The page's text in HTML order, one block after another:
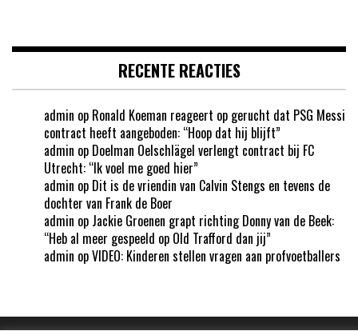
RECENTE REACTIES
admin op Ronald Koeman reageert op gerucht dat PSG Messi
contract heeft aangeboden: “Hoop dat hij blijft”
admin op Doelman Oelschlägel verlengt contract bij FC
Utrecht: “Ik voel me goed hier”
admin op Dit is de vriendin van Calvin Stengs en tevens de
dochter van Frank de Boer
admin op Jackie Groenen grapt richting Donny van de Beek:
“Heb al meer gespeeld op Old Trafford dan jij”
admin opVIDEO: Kinderen stellen vragen aan profvoetballers